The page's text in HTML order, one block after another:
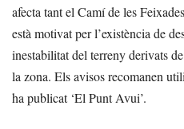
afecta tant el Camí de les
està motivat per l’existència de
inestabilitat del terreny derivats
la zona. Els avisos recomanen
ha publicat ‘El Punt Avui’.